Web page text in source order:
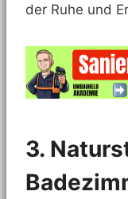
der Ruhe und
3.